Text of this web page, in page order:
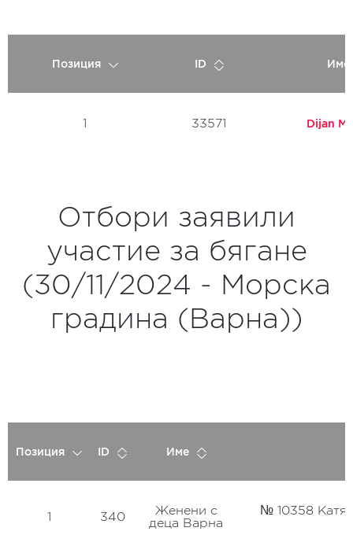
Позиция ID Име
1 33571 Dijan
Отбори заявили
участие за бягане
(30/11/2024 - Морска
градина (Варна))
Позиция ID Име
1 340
Женени с
деца Варна
№ 10358